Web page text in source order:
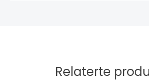
Relaterte